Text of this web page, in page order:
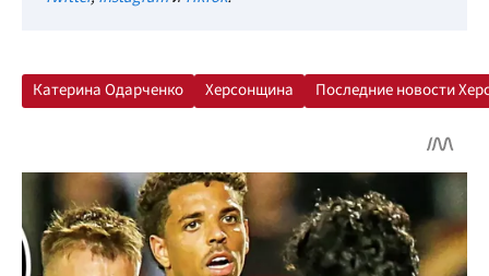
Катерина Одарченко Херсонщина Последние новости